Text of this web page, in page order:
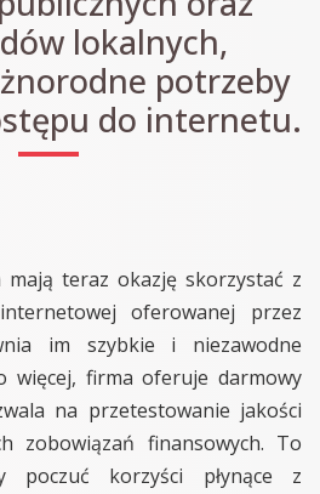
lokalnych,
potrzeby
do internetu.
mają teraz okazję skorzystać z
oferowanej przez
im szybkie i niezawodne
więcej, firma oferuje darmowy
na przetestowanie jakości
zobowiązań finansowych. To
poczuć korzyści płynące z